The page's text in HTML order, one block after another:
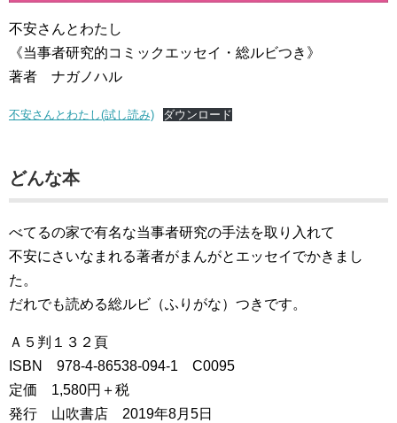
不安さんとわたし
《当事者研究的コミックエッセイ・総ルビつき》
著者 ナガノハル
不安さんとわたし(試し読み) ダウンロード
どんな本
べてるの家で有名な当事者研究の手法を取り入れて
不安にさいなまれる著者がまんがとエッセイでかきまし
た。
だれでも読める総ルビ（ふりがな）つきです。
Ａ５判１３２頁
ISBN 978-4-86538-094-1 C0095
定価 1,580円＋税
発行 山吹書店 2019年8月5日